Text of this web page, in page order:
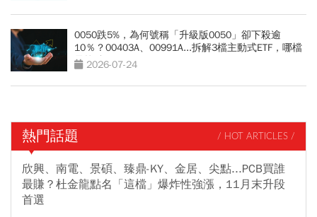
0050跌5%，為何號稱「升級版0050」卻下殺逾
10％？00403A、00991A...拆解3檔主動式ETF，哪檔
最抗跌？
2026-07-24
熱門話題 / HOT ARTICLES /
欣興、南電、景碩、臻鼎-KY、金居、尖點...PCB買誰
最賺？杜金龍點名「這檔」爆炸性強漲，11月末升段
首選